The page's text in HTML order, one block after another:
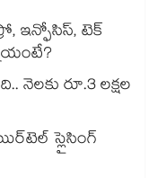
ఇన్ఫోసిస్, టెక్
నెలకు రూ.3 లక్షల
స్లైసింగ్